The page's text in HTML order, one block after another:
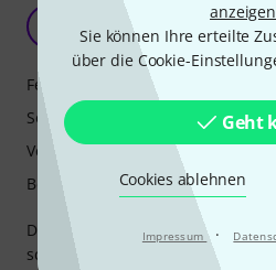
anzeigen
Sie können Ihre erteilte
über die Cookie-
Geht
Cookies ablehnen
Impressum ·
Box rauscht
C2M2
Die Box hat stark gerauscht und
schlimmer.
Features
Sound
Verarbeitung
Bedienung